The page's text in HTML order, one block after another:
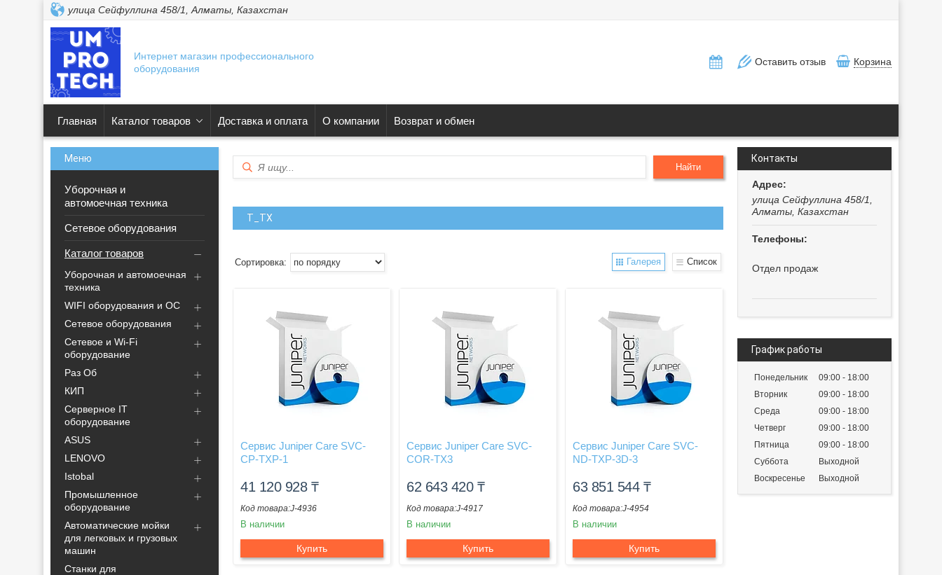
улица Сейфуллина 458/1, Алматы, Казахстан
Интернет магазин профессионального
оборудования
Оставить отзыв Корзина
Главная Каталог товаров Доставка и оплата О компании Возврат и обмен
Уборочная и
автомоечная техника
Сетевое оборудования
Каталог товаров
Уборочная и автомоечная
техника
WIFI оборудования и ОС
Сетевое оборудования
Сетевое и Wi-Fi
оборудование
Раз Об
КИП
Серверное IT
оборудование
ASUS
LENOVO
Istobal
Промышленное
оборудование
Автоматические мойки
для легковых и грузовых
машин
Станки для
Найти
T_TX
Галерея Список
Сервис Juniper Care SVC-
CP-TXP-1
41 120 928 ₸
J-4936
В наличии
Купить
Сервис Juniper Care SVC-
COR-TX3
62 643 420 ₸
J-4917
В наличии
Купить
Сервис Juniper Care SVC-
ND-TXP-3D-3
63 851 544 ₸
J-4954
В наличии
Купить
Контакты
улица Сейфуллина 458/1,
Алматы, Казахстан
Отдел продаж
График работы
Понедельник 09:00
18:00
Вторник
09:00
18:00
Среда
09:00
18:00
Четверг
09:00
18:00
Пятница
09:00
18:00
Суббота
Выходной
Воскресенье
Выходной